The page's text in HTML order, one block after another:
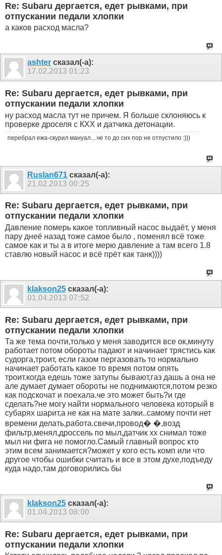
Re: Subaru дергается, едет рывками, при
отпускании педали хлопки
а каков расход масла?
ashter сказал(-а):
17.02.2013 01:23
Re: Subaru дергается, едет рывками, при
отпускании педали хлопки
ну расход масла тут не причем. Я больше склоняюсь к
проверке дроселя с КХХ и датчика детонации.
перебрал ежа-скурил мануал....че то до сих пор не отпустило :)))
Ruslan671 сказал(-а):
21.02.2013 00:25
Re: Subaru дергается, едет рывками, при
отпускании педали хлопки
Давление померь какое топливный насос выдаёт, у меня
пару днеё назад тоже самое было , поменял всё тоже
самое как и ты а в итоге мерю давление а там всего 1.8
ставлю новый насос и всё прёт как танк))))
klakson25 сказал(-а):
01.04.2013 07:52
Re: Subaru дергается, едет рывками, при
отпускании педали хлопки
Та же тема почти,только у меня заводится все ок,минуту
работает потом обороты падают и начинает трястись как
судорга,троит, если газом пергазовать то нормально
начинает работать какое то время потом опять
троит.когда едешь тоже затупы бывают,газ дашь а она не
але думает думает обороты не поднимаются,потом резко
как подскочат и поехала.че это может быть?и где
сделать?не могу найти нормального человека который в
субарях шарит,а не как на мате залки..самому почти нет
времени делать,работа.свечи,провод� �,возд
фильтр,менял,дроссель по мыл,датчик хх снимал тоже
мыл ни фига не помогло.Самый главный вопрос кто
этим всем занимается?может у кого есть комп или что
другое чтобы ошибки считать и все в этом духе,подъеду
куда надо,там договорились бы
klakson25 сказал(-а):
01.04.2013 08:00
Re: Subaru дергается, едет рывками, при
отпускании педали хлопки